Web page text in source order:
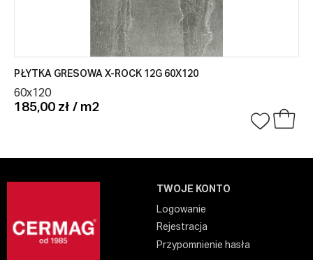
PŁYTKA GRESOWA X-ROCK 12G 60X120
60x120
185,00 zł / m2
TWOJE KONTO
Logowanie
Rejestracja
Przypomnienie hasła